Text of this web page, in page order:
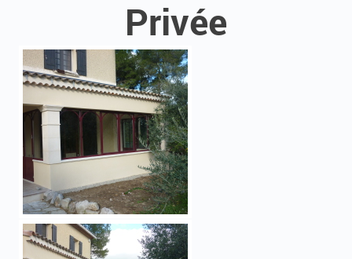
Privée